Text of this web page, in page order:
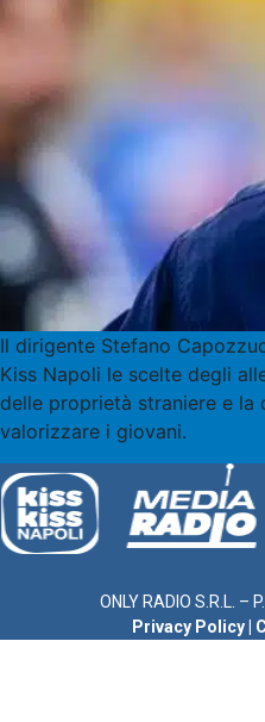
Il dirigente Stefano
Kiss Napoli le scelte degli
delle proprietà straniere e
valorizzare i giovani.
ONLY RADIO S.R.L. –
Privacy Policy